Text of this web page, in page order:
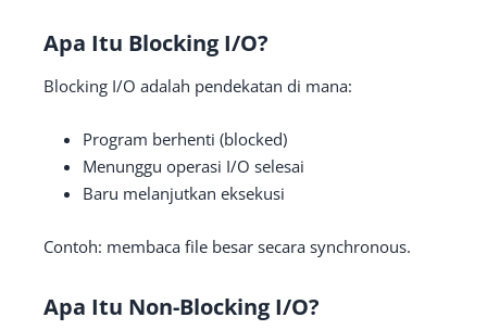
Apa Itu Blocking I/O?
Blocking I/O adalah pendekatan di mana:
Program berhenti (blocked)
Menunggu operasi I/O selesai
Baru melanjutkan eksekusi
Contoh: membaca file besar secara synchronous.
Apa Itu Non-Blocking I/O?